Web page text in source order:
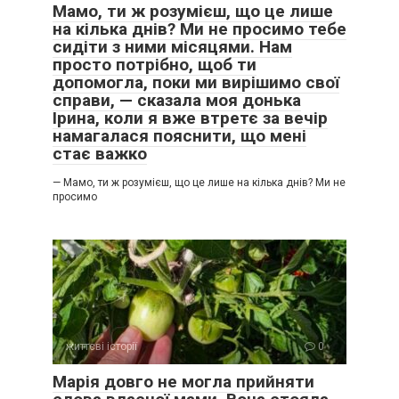
Мамо, ти ж розумієш, що це лише
на кілька днів? Ми не просимо тебе
сидіти з ними місяцями. Нам
просто потрібно, щоб ти
допомогла, поки ми вирішимо свої
справи, — сказала моя донька
Ірина, коли я вже втретє за вечір
намагалася пояснити, що мені
стає важко
— Мамо, ти ж розумієш, що це лише на кілька днів? Ми не
просимо
життєві історії 0
Марія довго не могла прийняти